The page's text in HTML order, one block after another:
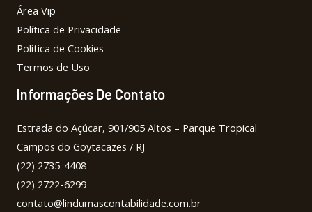
Área Vip
Política de Privacidade
Política de Cookies
Termos de Uso
Informações De Contato
Estrada do Açúcar, 901/905 Altos – Parque Tropical
Campos do Goytacazes / RJ
(22) 2735-4408
(22) 2722-6299
contato@lindumascontabilidade.com.br